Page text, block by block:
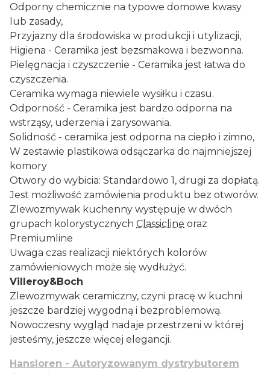
Odporny chemicznie na typowe domowe kwasy
lub zasady,
Przyjazny dla środowiska w produkcji i utylizacji,
Higiena - Ceramika jest bezsmakowa i bezwonna.
Pielęgnacja i czyszczenie - Ceramika jest łatwa do
czyszczenia.
Ceramika wymaga niewiele wysiłku i czasu.
Odporność - Ceramika jest bardzo odporna na
wstrząsy, uderzenia i zarysowania.
Solidność - ceramika jest odporna na ciepło i zimno,
W zestawie plastikowa odsączarka do najmniejszej
komory
Otwory do wybicia: Standardowo 1, drugi za dopłatą.
Jest możliwość zamówienia produktu bez otworów.
Zlewozmywak kuchenny występuje w dwóch
grupach kolorystycznych Classicline oraz
Premiumline
Uwaga czas realizacji niektórych kolorów
zamówieniowych może się wydłużyć.
Villeroy&Boch
Zlewozmywak ceramiczny, czyni pracę w kuchni
jeszcze bardziej wygodną i bezproblemową.
Nowoczesny wygląd nadaje przestrzeni w której
jesteśmy, jeszcze więcej elegancji.
Hansloren - Autoryzowanym dystrybutorem